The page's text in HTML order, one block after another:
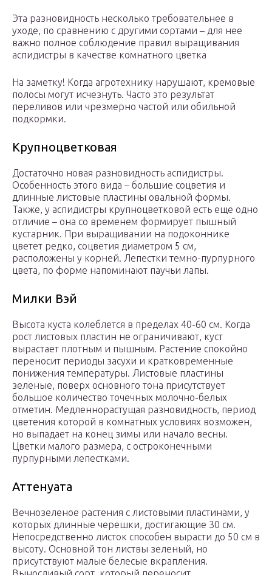
Эта разновидность несколько требовательнее в
уходе, по сравнению с другими сортами – для нее
важно полное соблюдение правил выращивания
аспидистры в качестве комнатного цветка
На заметку! Когда агротехнику нарушают, кремовые
полосы могут исчезнуть. Часто это результат
переливов или чрезмерно частой или обильной
подкормки.
Крупноцветковая
Достаточно новая разновидность аспидистры.
Особенность этого вида – большие соцветия и
длинные листовые пластины овальной формы.
Также, у аспидистры крупноцветковой есть еще одно
отличие – она со временем формирует пышный
кустарник. При выращивании на подоконнике
цветет редко, соцветия диаметром 5 см,
расположены у корней. Лепестки темно-пурпурного
цвета, по форме напоминают паучьи лапы.
Милки Вэй
Высота куста колеблется в пределах 40-60 см. Когда
рост листовых пластин не ограничивают, куст
вырастает плотным и пышным. Растение спокойно
переносит периоды засухи и кратковременные
понижения температуры. Листовые пластины
зеленые, поверх основного тона присутствует
большое количество точечных молочно-белых
отметин. Медленнорастущая разновидность, период
цветения которой в комнатных условиях возможен,
но выпадает на конец зимы или начало весны.
Цветки малого размера, с остроконечными
пурпурными лепестками.
Аттенуата
Вечнозеленое растения с листовыми пластинами, у
которых длинные черешки, достигающие 30 см.
Непосредственно листок способен вырасти до 50 см в
высоту. Основной тон листвы зеленый, но
присутствуют малые белесые вкрапления.